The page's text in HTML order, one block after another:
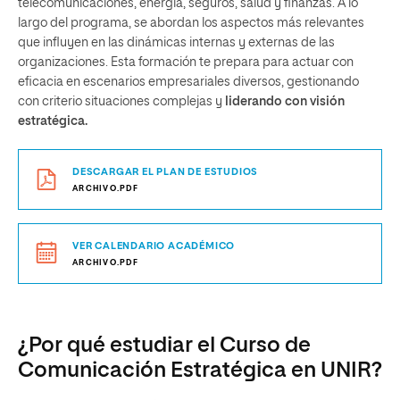
telecomunicaciones, energía, seguros, salud y finanzas. A lo
largo del programa, se abordan los aspectos más relevantes
que influyen en las dinámicas internas y externas de las
organizaciones. Esta formación te prepara para actuar con
eficacia en escenarios empresariales diversos, gestionando
con criterio situaciones complejas y
liderando con visión
estratégica.
DESCARGAR EL PLAN DE ESTUDIOS
ARCHIVO.PDF
VER CALENDARIO ACADÉMICO
ARCHIVO.PDF
¿Por qué estudiar el Curso de
Comunicación Estratégica en UNIR?